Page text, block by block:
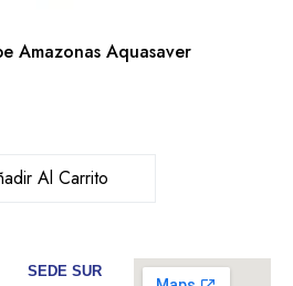
Amazonas Aquasaver
Al Carrito
SEDE SUR